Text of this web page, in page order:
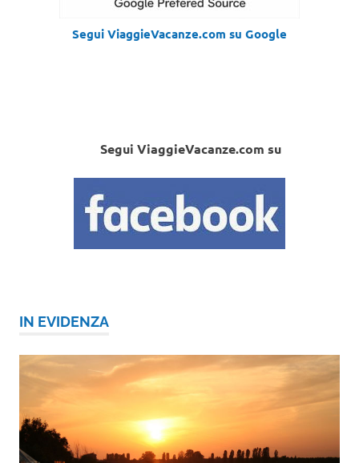
Segui ViaggieVacanze.com su Google
Segui ViaggieVacanze.com su
IN EVIDENZA